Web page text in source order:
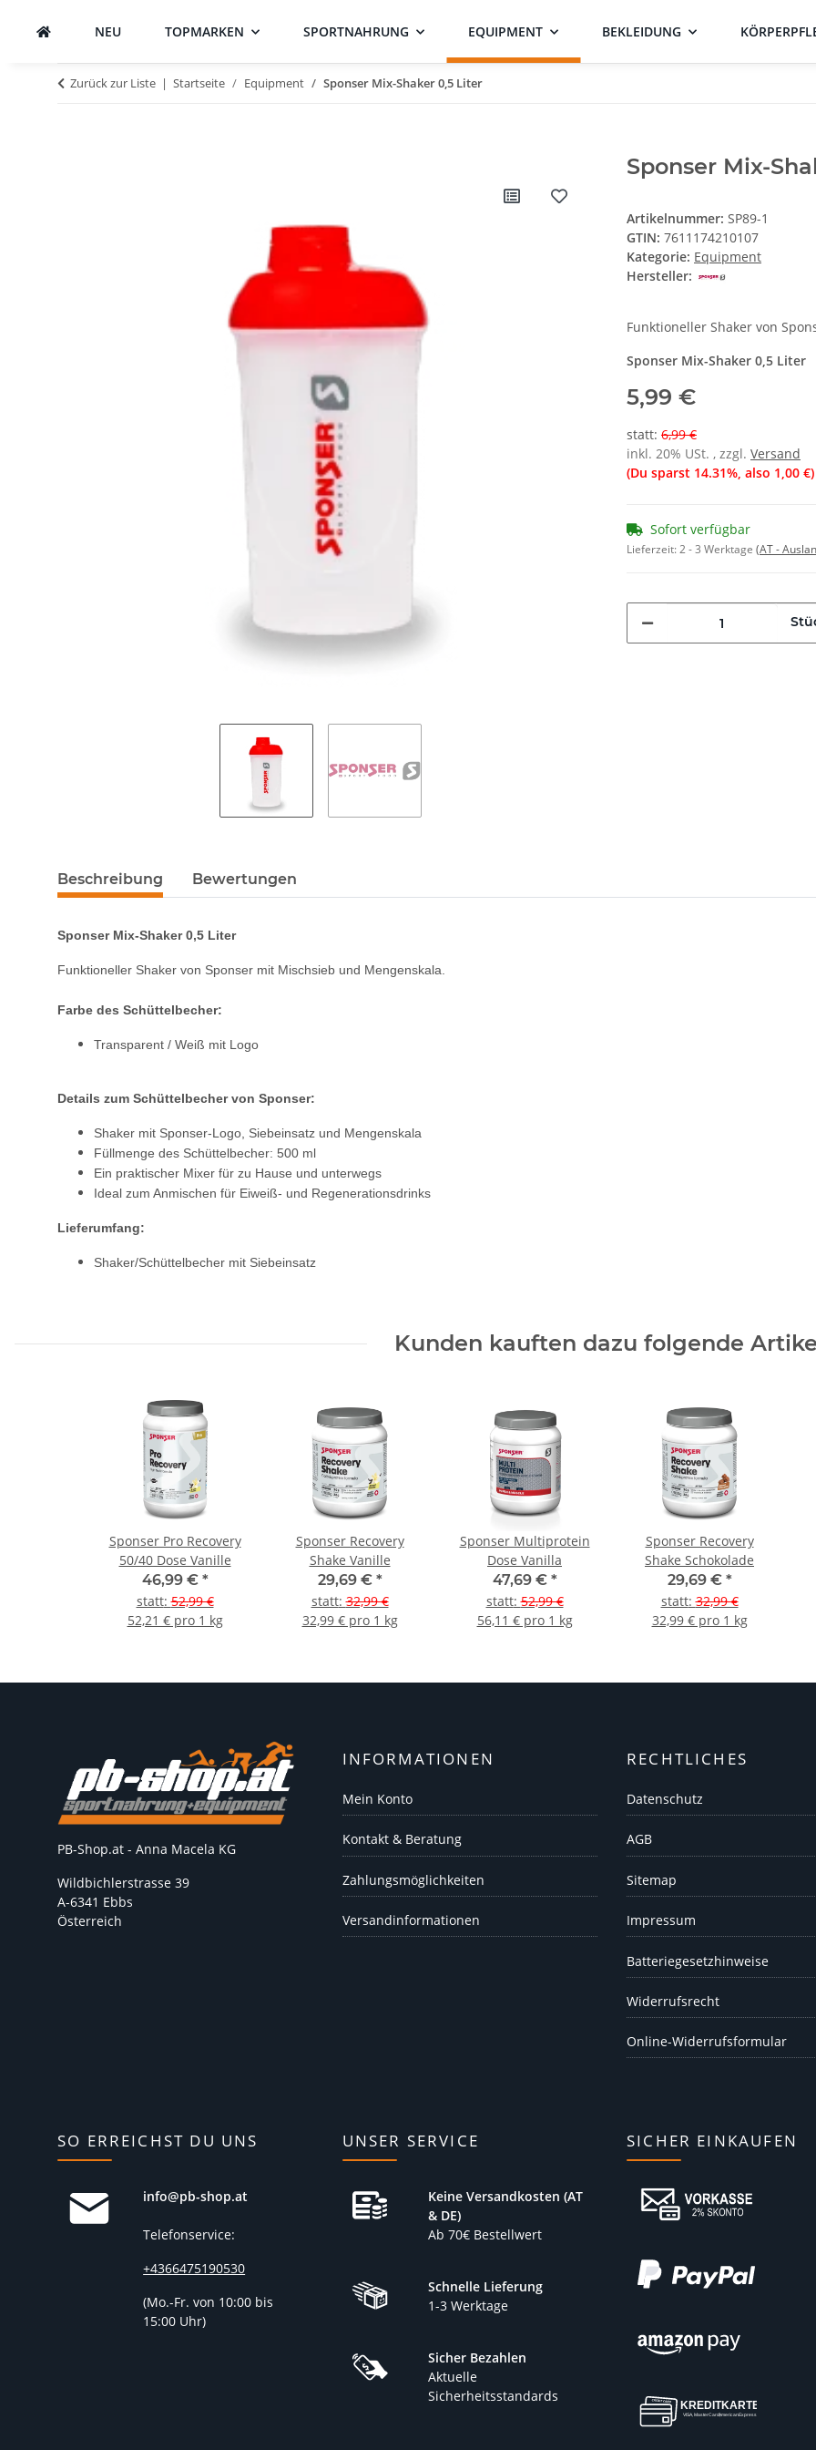
NEU TOPMARKEN SPORTNAHRUNG EQUIPMENT BEKLEIDUNG
Zurück zur Liste Startseite Equipment Sponser Mix-Shaker 0,5 Liter
Sponser Mix-
Artikelnummer: SP89-1
GTIN: 7611174210107
Kategorie: Equipment
Hersteller:
Funktioneller Shaker von
Sponser Mix-Shaker 0,5 Liter
5,99 €
statt: 6,99 €
inkl. 20% USt. , zzgl. Versand
(Du sparst 14.31%, also 1,00 €)
Sofort verfügbar
Lieferzeit:2 - 3 Werktage (AT -
Beschreibung Bewertungen
Sponser Mix-Shaker 0,5 Liter
Funktioneller Shaker von Sponser mit Mischsieb und Mengenskala.
Farbe des Schüttelbecher:
Transparent / Weiß mit Logo
Details zum Schüttelbecher von Sponser:
Shaker mit Sponser-Logo, Siebeinsatz und Mengenskala
Füllmenge des Schüttelbecher: 500 ml
Ein praktischer Mixer für zu Hause und unterwegs
Ideal zum Anmischen für Eiweiß- und Regenerationsdrinks
Lieferumfang:
Shaker/Schüttelbecher mit Siebeinsatz
Kunden kauften dazu folgende
Sponser Pro Recovery
50/40 Dose Vanille
46,99 € *
statt:52,99 €
52,21 € pro 1 kg
Sponser Recovery
Shake Vanille
29,69 € *
statt:32,99 €
32,99 € pro 1 kg
Sponser Multiprotein
Dose Vanilla
47,69 € *
statt:52,99 €
56,11 € pro 1 kg
Sponser Recovery
Shake Schokolade
29,69 € *
statt:32,99 €
32,99 € pro 1 kg
PB-Shop.at - Anna Macela KG
Wildbichlerstrasse 39
A-6341 Ebbs
Österreich
INFORMATIONEN
Mein Konto
Kontakt & Beratung
Zahlungsmöglichkeiten
Versandinformationen
RECHTLICHES
Datenschutz
AGB
Sitemap
Impressum
Batteriegesetzhinweise
Widerrufsrecht
Online-Widerrufsformular
SO ERREICHST DU UNS
info@pb-shop.at
Telefonservice:
+4366475190530
(Mo.-Fr. von 10:00 bis
15:00 Uhr)
UNSER SERVICE
Keine Versandkosten (AT
& DE)
Ab 70€ Bestellwert
Schnelle Lieferung
1-3 Werktage
Sicher Bezahlen
Aktuelle
Sicherheitsstandards
SICHER EINKAUFEN